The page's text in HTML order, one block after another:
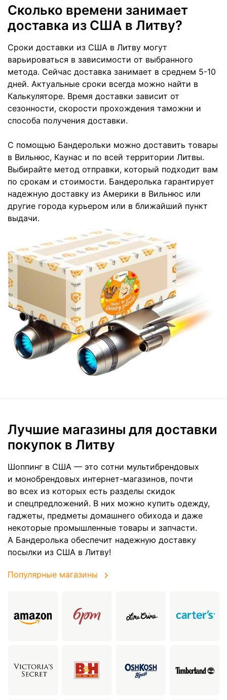
Сколько времени занимает
доставка из США в Литву?
Сроки доставки из США в Литву могут
варьироваться в зависимости от выбранного
метода. Сейчас доставка занимает в среднем 5-10
дней. Актуальные сроки всегда можно найти в
Калькуляторе. Время доставки зависит от
сезонности, скорости прохождения таможни и
способа получения доставки.
С помощью Бандерольки можно доставить товары
в Вильнюс, Каунас и по всей территории Литвы.
Выбирайте метод отправки, который подходит вам
по срокам и стоимости. Бандеролька гарантирует
надежную доставку из Америки в Вильнюс или
другие города курьером или в ближайший пункт
выдачи.
Лучшие магазины для доставки
покупок в Литву
Шоппинг в США — это сотни мультибрендовых
и монобрендовых интернет-магазинов, почти
во всех из которых есть разделы скидок
и спецпредложений. В них можно купить одежду,
гаджеты, предметы домашнего обихода и даже
некоторые промышленные товары и запчасти.
А Бандеролька обеспечит надежную доставку
посылки из США в Литву!
Популярные магазины